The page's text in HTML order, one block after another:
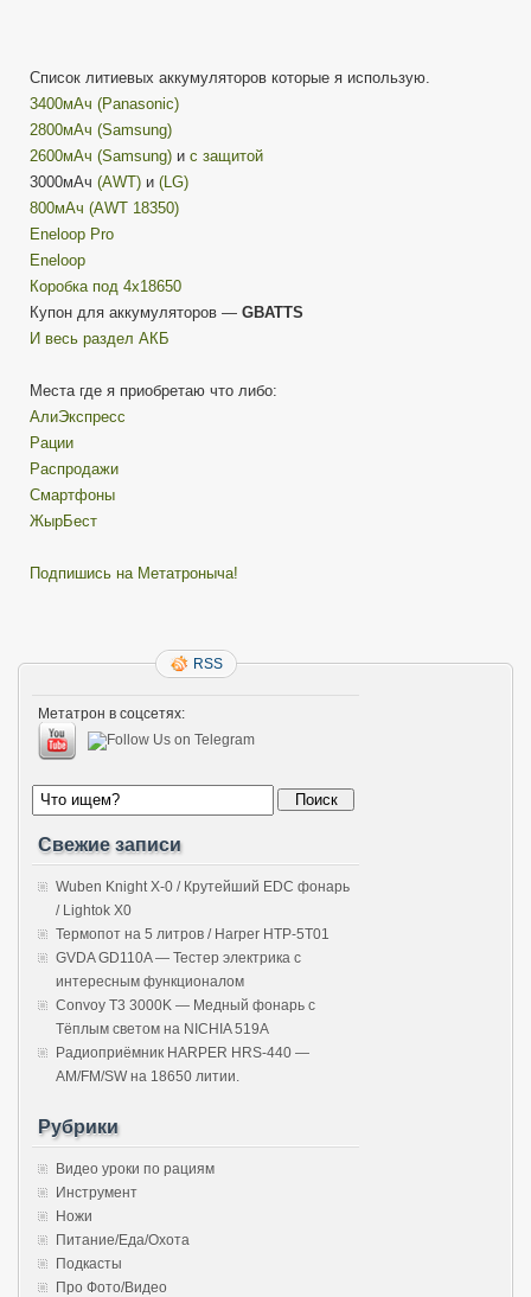
Список литиевых аккумуляторов которые я использую.
3400мАч (Panasonic)
2800мАч (Samsung)
2600мАч (Samsung) и с защитой
3000мАч (AWT) и (LG)
800мАч (AWT 18350)
Eneloop Pro
Eneloop
Коробка под 4х18650
Купон для аккумуляторов — GBATTS
И весь раздел АКБ
Места где я приобретаю что либо:
АлиЭкспресс
Рации
Распродажи
Смартфоны
ЖырБест
Подпишись на Метатроныча!
RSS
Метатрон в соцсетях:
Свежие записи
Wuben Knight X-0 / Крутейший EDC фонарь
/ Lightok X0
Термопот на 5 литров / Harper HTP-5T01
GVDA GD110A — Тестер электрика с
интересным функционалом
Convoy T3 3000K — Медный фонарь с
Тёплым светом на NICHIA 519A
Радиоприёмник HARPER HRS-440 —
AM/FM/SW на 18650 литии.
Рубрики
Видео уроки по рациям
Инструмент
Ножи
Питание/Еда/Охота
Подкасты
Про Фото/Видео